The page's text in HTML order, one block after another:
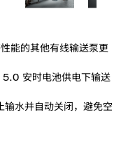
能的其他有线输送泵更
安时电池供电下输送
水并自动关闭，避免空